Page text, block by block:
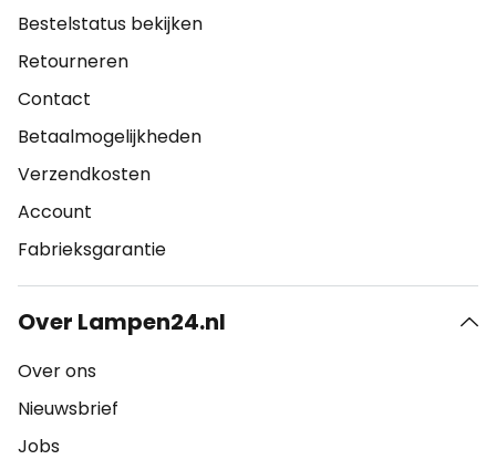
Bestelstatus bekijken
Retourneren
Contact
Betaalmogelijkheden
Verzendkosten
Account
Fabrieksgarantie
Over Lampen24.nl
Over ons
Nieuwsbrief
Jobs